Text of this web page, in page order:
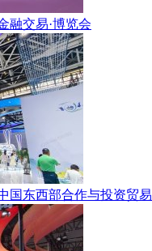
融交易·博览会
国东西部合作与投资贸